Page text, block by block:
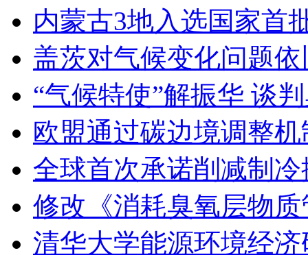
内蒙古3地入选国家首
盖茨对气候变化问题
“气候特使”解振华 谈
欧盟通过碳边境调整
全球首次承诺削减制
修改《消耗臭氧层物
清华大学能源环境经